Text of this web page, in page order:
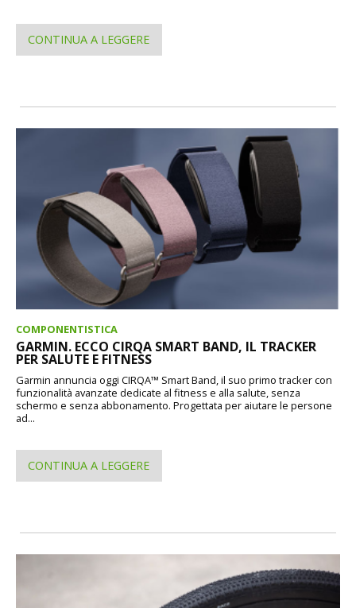
CONTINUA A LEGGERE
COMPONENTISTICA
GARMIN. ECCO CIRQA SMART BAND, IL TRACKER
PER SALUTE E FITNESS
Garmin annuncia oggi CIRQA™ Smart Band, il suo primo tracker con
funzionalità avanzate dedicate al fitness e alla salute, senza
schermo e senza abbonamento. Progettata per aiutare le persone
ad...
CONTINUA A LEGGERE